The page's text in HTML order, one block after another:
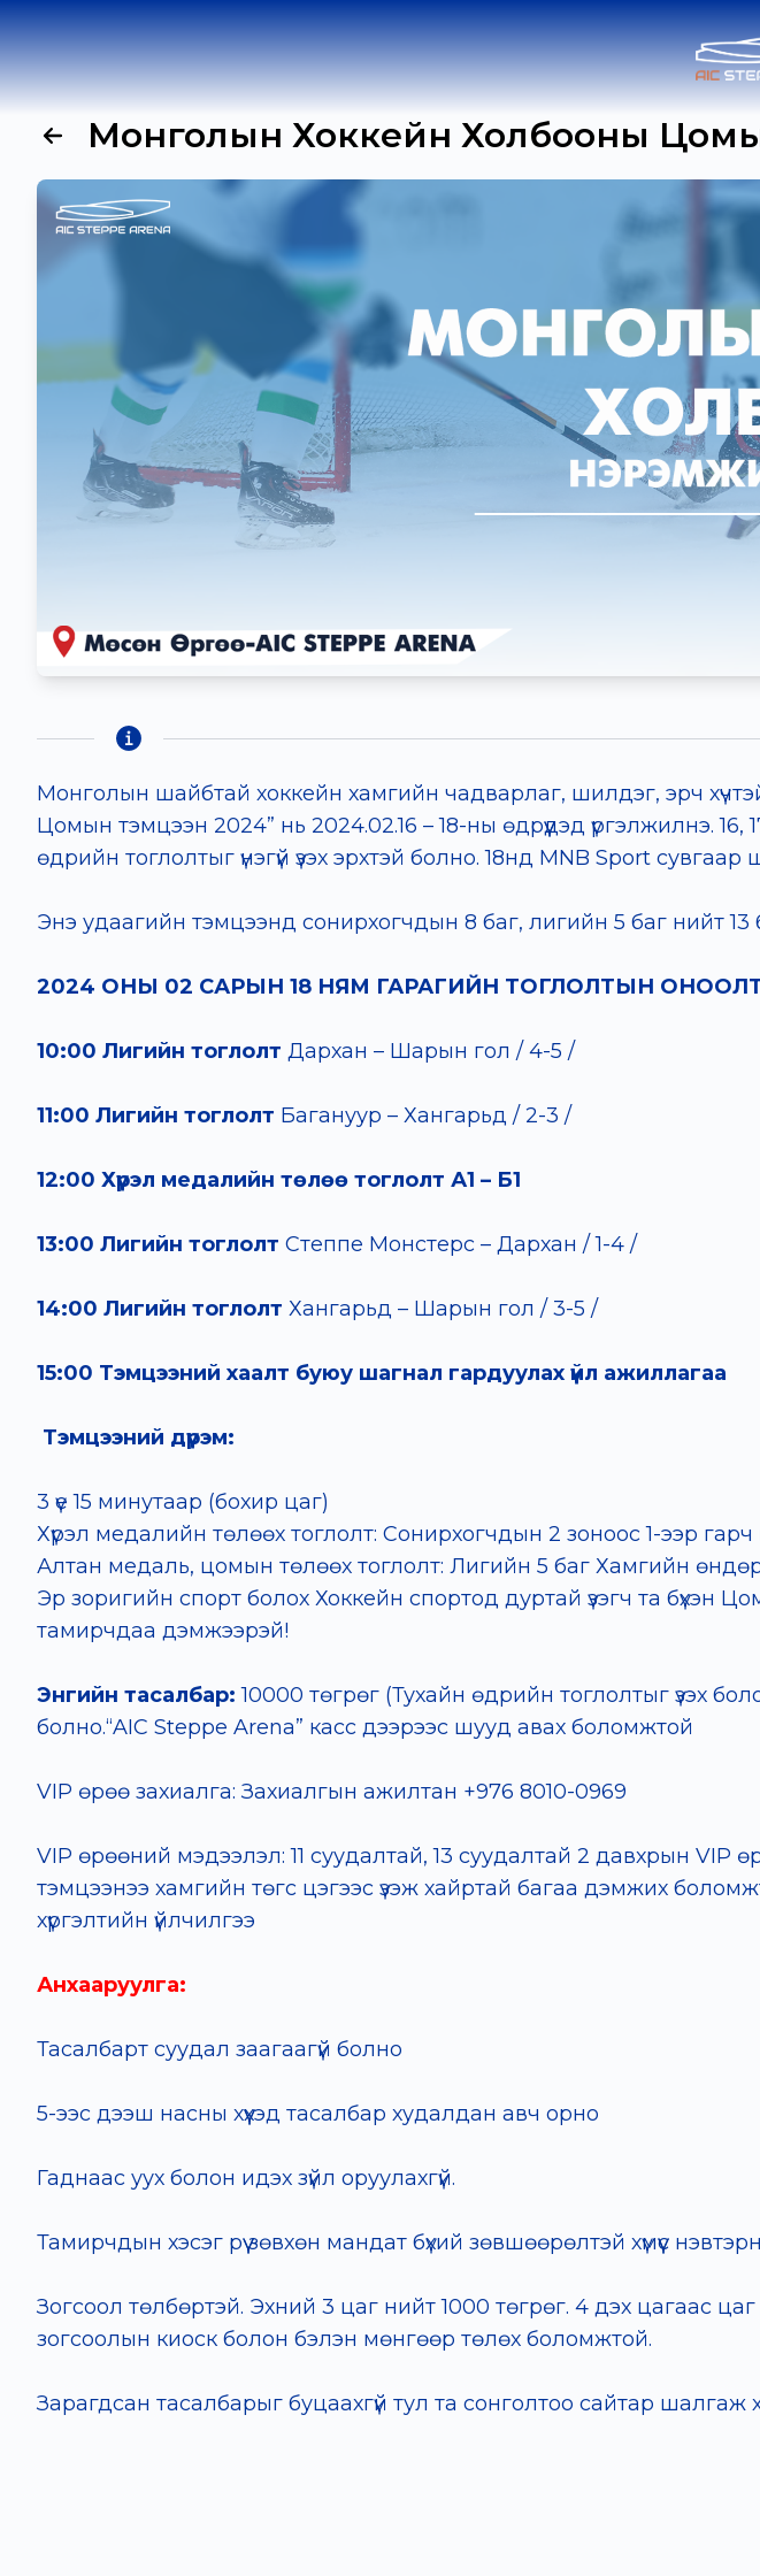
Монголын Хоккейн Холбооны
Монголын шайбтай хоккейн хамгийн чадварлаг, шилдэг, эрч
Цомын тэмцээн 2024” нь 2024.02.16 – 18-ны өдрүүдэд үргэлжилнэ.
өдрийн тоглолтыг үнэгүй үзэх эрхтэй болно. 18нд MNB Sport
Энэ удаагийн тэмцээнд сонирхогчдын 8 баг, лигийн 5 баг нийт
2024 ОНЫ 02 САРЫН 18 НЯМ ГАРАГИЙН ТОГЛОЛТЫН
10:00 Лигийн тоглолт Дархан – Шарын гол / 4-5 /
11:00 Лигийн тоглолт Багануур – Хангарьд / 2-3 /
12:00 Хүрэл медалийн төлөө тоглолт А1 – Б1
13:00 Лигийн тоглолт Степпе Монстерс – Дархан / 1-4 /
14:00 Лигийн тоглолт Хангарьд – Шарын гол / 3-5 /
15:00 Тэмцээний хаалт буюу шагнал гардуулах үйл ажиллагаа
Тэмцээний дүрэм:
3 үе 15 минутаар (бохир цаг)
Хүрэл медалийн төлөөх тоглолт: Сонирхогчдын 2 зоноос 1-ээр
Алтан медаль, цомын төлөөх тоглолт: Лигийн 5 баг Хамгийн
Эр зоригийн спорт болох Хоккейн спортод дуртай үзэгч та бүхэн
тамирчдаа дэмжээрэй!
Энгийн тасалбар:10000 төгрөг (Тухайн өдрийн тоглолтыг үзэх
болно.“AIC Steppe Arena” касс дээрээс шууд авах боломжтой
VIP өрөө захиалга: Захиалгын ажилтан +976 8010-0969
VIP өрөөний мэдээлэл: 11 суудалтай, 13 суудалтай 2 давхрын VIP
тэмцээнээ хамгийн төгс цэгээс үзэж хайртай багаа дэмжих
хүргэлтийн үйлчилгээ
Анхааруулга:
Тасалбарт суудал заагаагүй болно
5-ээс дээш насны хүүхэд тасалбар худалдан авч орно
Гаднаас уух болон идэх зүйл оруулахгүй.
Тамирчдын хэсэг рүү зөвхөн мандат бүхий зөвшөөрөлтэй хүмүүс
Зогсоол төлбөртэй. Эхний 3 цаг нийт 1000 төгрөг. 4 дэх цагаас
зогсоолын киоск болон бэлэн мөнгөөр төлөх боломжтой.
Зарагдсан тасалбарыг буцаахгүй тул та сонголтоо сайтар шалгаж